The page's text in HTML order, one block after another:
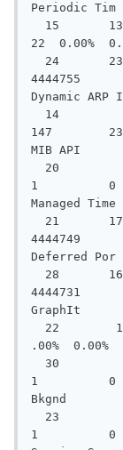
Periodic Tim
15
22  0.00%
24
4444755
Dynamic ARP
14
147
MIB API
20
1          0
Managed Time
21
4444749
Deferred Por
28
4444731
GraphIt
22
.00%  0.00%
30
1
Bkgnd
23
1          0